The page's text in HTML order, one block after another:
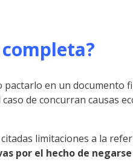
en un
de concurran causas
limitaciones a la
por el hecho de